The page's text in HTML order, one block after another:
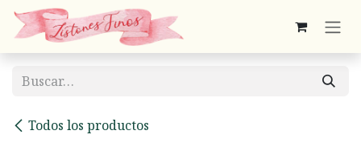
Ir al contenido
Todos los productos